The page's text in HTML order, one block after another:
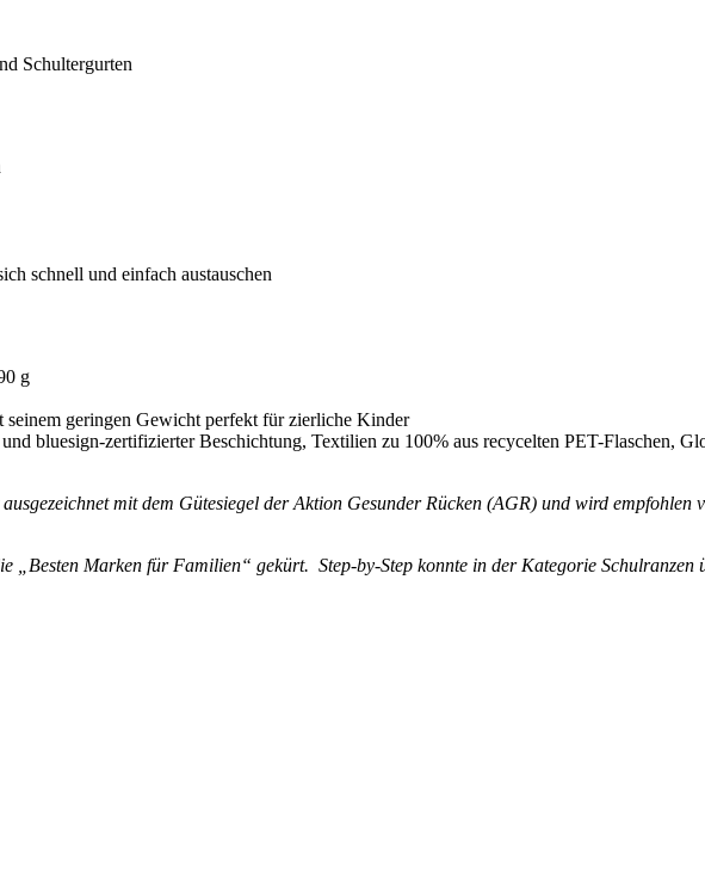
Schultergurten
schnell und einfach austauschen
g
geringen Gewicht perfekt für zierliche Kinder
bluesign-zertifizierter Beschichtung, Textilien zu 100% aus recycelten PET-Flaschen,
mit dem Gütesiegel der Aktion Gesunder Rücken (AGR) und wird
„Besten Marken für Familien“ gekürt. Step-by-Step konnte in der Kategorie Schulranzen